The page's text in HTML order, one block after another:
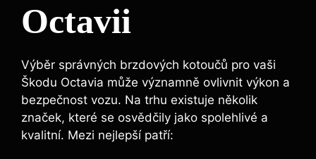
Octavii
Výběr správných brzdových kotoučů pro vaši
Škodu Octavia může významně ovlivnit výkon a
bezpečnost vozu. Na trhu existuje několik
značek, které se osvědčily jako spolehlivé a
kvalitní. Mezi nejlepší patří: